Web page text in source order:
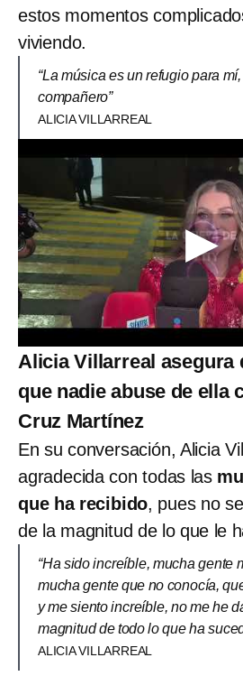
estos momentos
viviendo.
“La música es un refugio para
compañero”
ALICIA VILLARREAL
Alicia Villarreal asegura
que nadie abuse de ella
Cruz Martínez
En su conversación, Alicia
agradecida con todas las
que ha recibido, pues no
de la magnitud de lo que le
“Ha sido increíble, mucha gente
mucha gente que no conocía,
y me siento increíble, no me he
magnitud de todo lo que ha
ALICIA VILLARREAL